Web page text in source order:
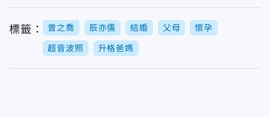
標籤： 曾之喬 辰亦儒 結婚 父母 懷孕
超音波照 升格爸媽